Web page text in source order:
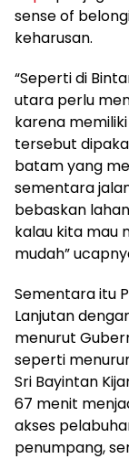
sense of
keharusan.
“Seperti di
utara perlu
karena
tersebut
batam yang
sementara
bebaskan
kalau kita mau
mudah”
Sementara itu
Lanjutan
menurut
seperti
Sri Bayintan
67 menit
akses
penumpang,